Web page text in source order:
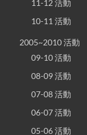
11-12 活動
10-11 活動
2005~2010 活動
09-10 活動
08-09 活動
07-08 活動
06-07 活動
05-06 活動